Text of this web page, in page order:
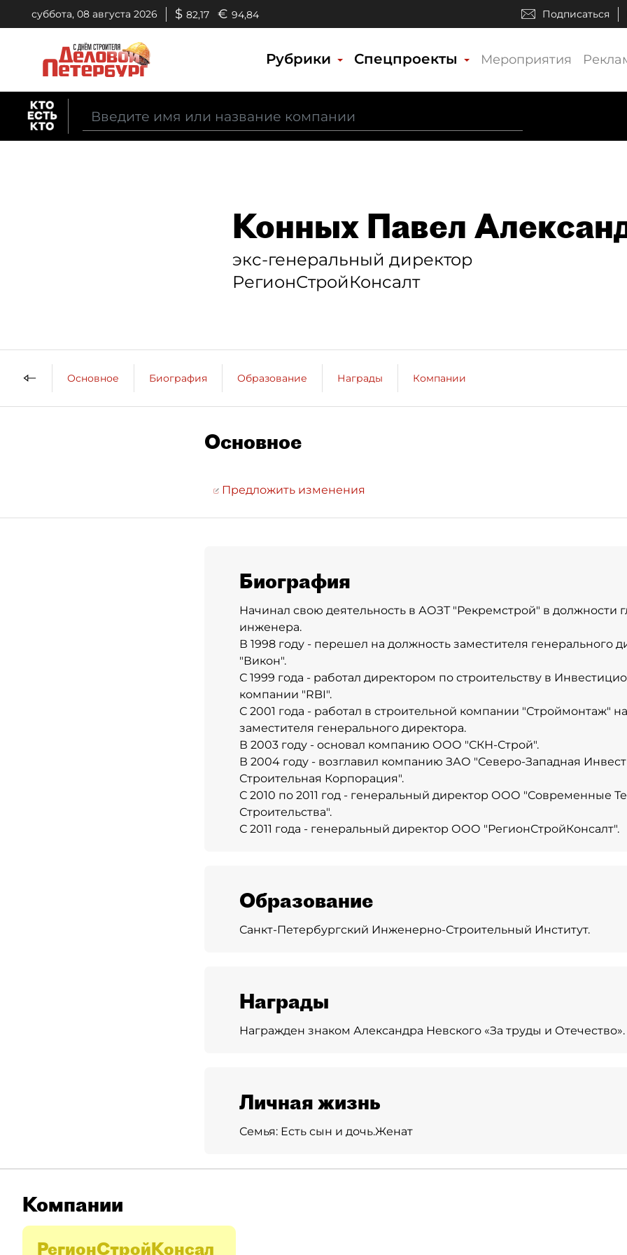
суббота, 08 августа 2026 $ 82,17 € 94,84 Подписаться
Рубрики Спецпроекты Мероприятия
Конных Павел
экс-генеральный директор
РегионСтройКонсалт
Основное Биография Образование Награды Компании
Основное
Предложить изменения
Биография
Начинал свою деятельность в АОЗТ "Рекремстрой" в должности
инженера.
В 1998 году - перешел на должность заместителя генерального
"Викон".
С 1999 года - работал директором по строительству в
компании "RBI".
С 2001 года - работал в строительной компании "Строймонтаж"
заместителя генерального директора.
В 2003 году - основал компанию ООО "СКН-Строй".
В 2004 году - возглавил компанию ЗАО "Северо-Западная
Строительная Корпорация".
С 2010 по 2011 год - генеральный директор ООО "Современные
Строительства".
С 2011 года - генеральный директор ООО "РегионСтройКонсалт".
Образование
Санкт-Петербургский Инженерно-Строительный Институт.
Награды
Награжден знаком Александра Невского «За труды и Отечество».
Личная жизнь
Семья: Есть сын и дочь.Женат
Компании
РегионСтройКонсал